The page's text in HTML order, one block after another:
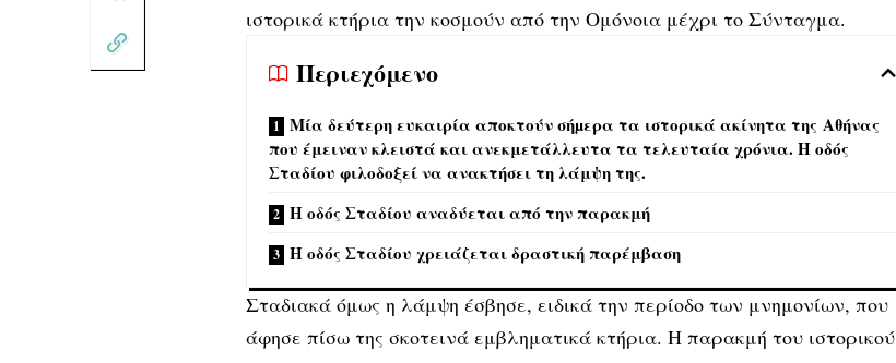
ιστορικά κτήρια την κοσμούν από την Ομόνοια μέχρι το Σύνταγμα.
Περιεχόμενο
Μία δεύτερη ευκαιρία αποκτούν σήµερα τα ιστορικά ακίνητα της Αθήνας
που έμειναν κλειστά και ανεκμετάλλευτα τα τελευταία χρόνια. Η οδός
Σταδίου φιλοδοξεί να ανακτήσει τη λάμψη της.
Η οδός Σταδίου αναδύεται από την παρακμή
Η οδός Σταδίου χρειάζεται δραστική παρέμβαση
Σταδιακά όμως η λάμψη έσβησε, ειδικά την περίοδο των μνημονίων, που
άφησε πίσω της σκοτεινά εμβληματικά κτήρια. Η παρακμή του ιστορικού